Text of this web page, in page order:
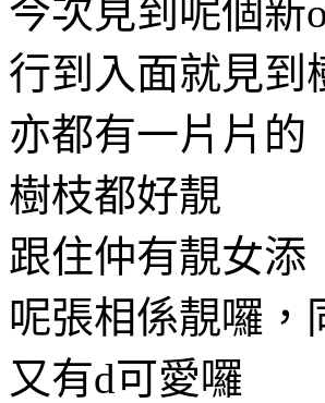
今次見到呢個新
行到入面就見到
亦都有一片片的
樹枝都好靚
跟住仲有靚女添
呢張相係靚囉，
又有d可愛囉